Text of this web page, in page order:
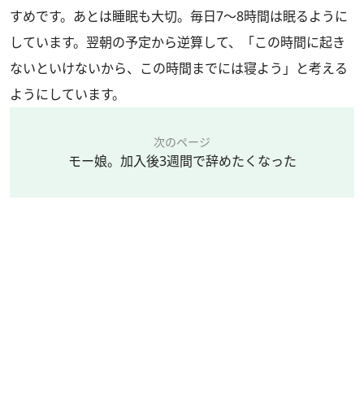
すめです。あとは睡眠も大切。毎日7～8時間は眠るように
しています。翌朝の予定から逆算して、「この時間に起き
ないといけないから、この時間までには寝よう」と考える
ようにしています。
次のページ
モー娘。加入後3週間で辞めたくなった